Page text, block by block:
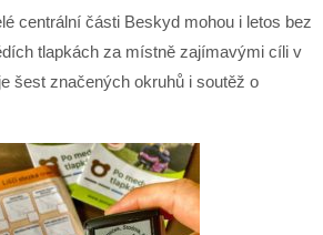
centrální části Beskyd mohou i letos bez
tlapkách za místně zajímavými cíli v
šest značených okruhů i soutěž o